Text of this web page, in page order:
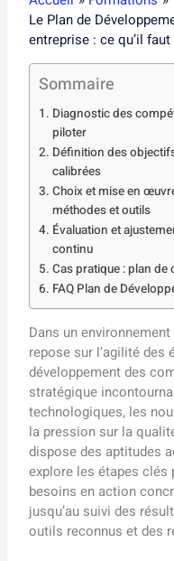
Le Plan de
entreprise : ce qu’il
Sommaire
Diagnostic des
piloter
Définition des
calibrées
Choix et mise en
méthodes et outils
Évaluation et
continu
Cas pratique : plan
FAQ Plan de
Dans un
repose sur l’agilité des
développement des
stratégique
technologiques, les
la pression sur la
dispose des aptitudes
explore les étapes clés
besoins en action
jusqu’au suivi des
outils reconnus et des